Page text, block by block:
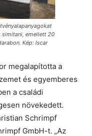
simítani, emellett 20
Kép: Iscar
megalapította a
és egyemberes
a családi
növekedett.
Schrimpf
GmbH-t. „Az